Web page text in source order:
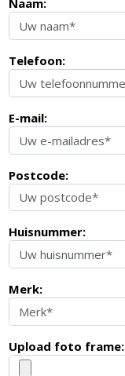
Naam:
Telefoon:
E-mail:
Postcode:
Huisnummer:
Merk:
Upload foto frame: